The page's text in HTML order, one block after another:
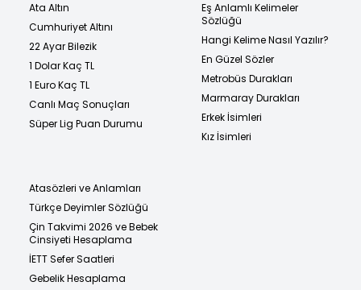
Ata Altın
Cumhuriyet Altını
22 Ayar Bilezik
1 Dolar Kaç TL
1 Euro Kaç TL
Canlı Maç Sonuçları
Süper Lig Puan Durumu
Eş Anlamlı Kelimeler
Sözlüğü
Hangi Kelime Nasıl Yazılır?
En Güzel Sözler
Metrobüs Durakları
Marmaray Durakları
Erkek İsimleri
Kız İsimleri
Atasözleri ve Anlamları
Türkçe Deyimler Sözlüğü
Çin Takvimi 2026 ve Bebek
Cinsiyeti Hesaplama
İETT Sefer Saatleri
Gebelik Hesaplama